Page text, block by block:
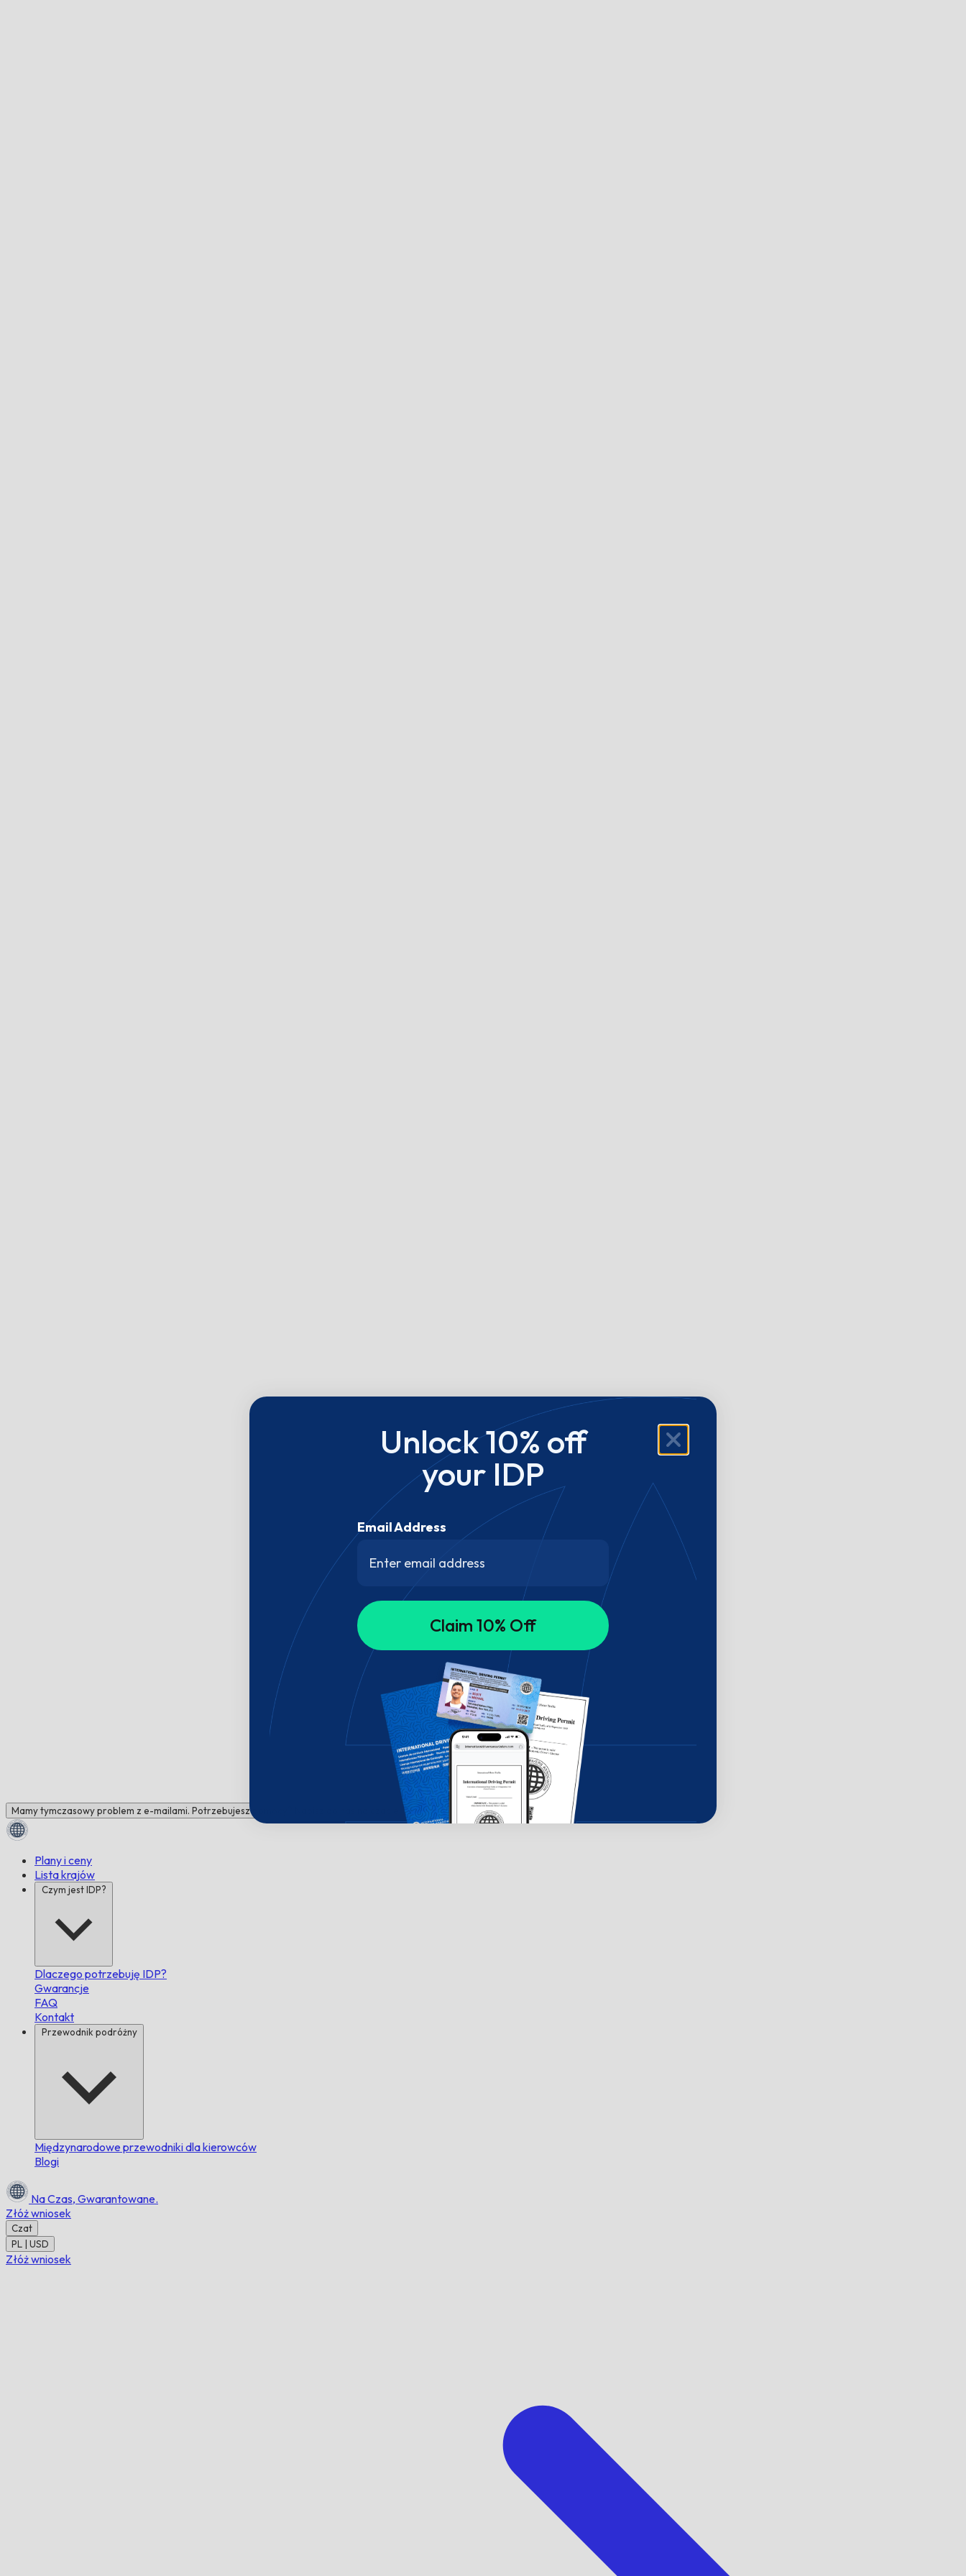
Mamy tymczasowy problem z e-mailami. Potrzebujesz pomocy? Napisz do nas na czacie!
Plany i ceny
Lista krajów
Czym jest IDP?
Dlaczego potrzebuję IDP?
Gwarancje
FAQ
Kontakt
Przewodnik podróżny
Międzynarodowe przewodniki dla kierowców
Blogi
Na Czas, Gwarantowane.
Złóż wniosek
Czat
PL | USD
Złóż wniosek
Unlock 10% off
your IDP
Email Address
Claim 10% Off